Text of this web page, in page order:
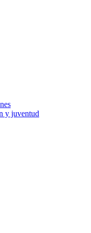
y juventud